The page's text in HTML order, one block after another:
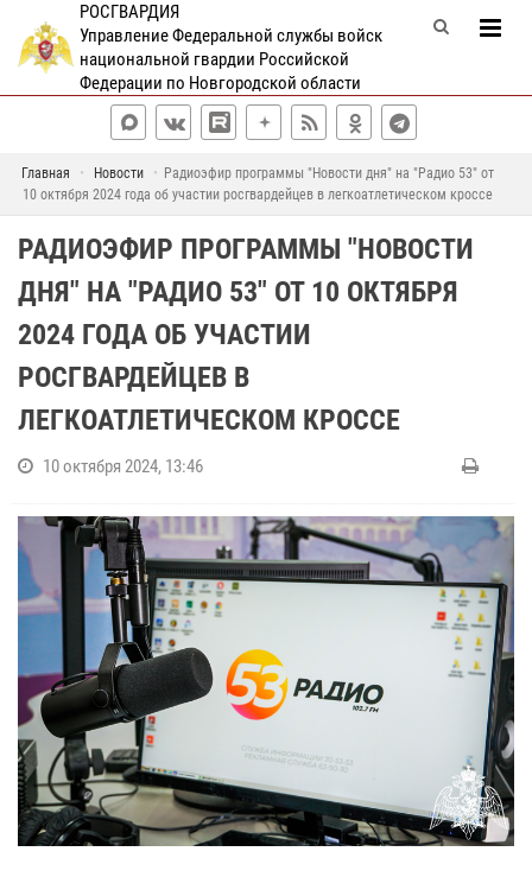
РОСГВАРДИЯ
Управление Федеральной службы войск
национальной гвардии Российской
Федерации по Новгородской области
Главная Новости
Радиоэфир программы "Новости дня" на "Радио 53" от
10 октября 2024 года об участии росгвардейцев в легкоатлетическом кроссе
РАДИОЭФИР ПРОГРАММЫ "НОВОСТИ
ДНЯ" НА "РАДИО 53" ОТ 10 ОКТЯБРЯ
2024 ГОДА ОБ УЧАСТИИ
РОСГВАРДЕЙЦЕВ В
ЛЕГКОАТЛЕТИЧЕСКОМ КРОССЕ
10 октября 2024, 13:46